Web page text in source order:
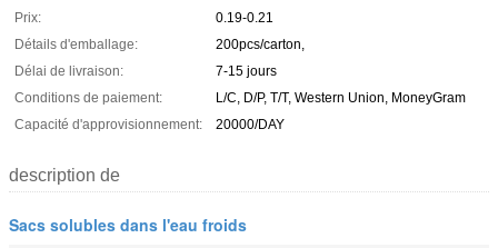
Prix:
0.19-0.21
Détails d'emballage:
200pcs/carton,
Délai de livraison:
7-15 jours
Conditions de paiement:
L/C, D/P, T/T, Western Union, MoneyGram
Capacité d'approvisionnement:
20000/DAY
description de
Sacs solubles dans l'eau froids